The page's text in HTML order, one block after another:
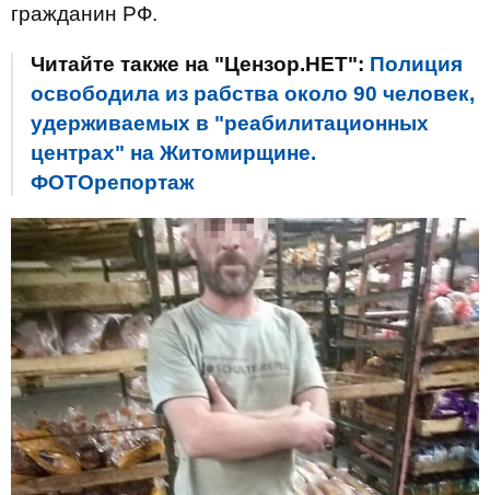
гражданин РФ.
Читайте также на "Цензор.НЕТ": Полиция
освободила из рабства около 90 человек,
удерживаемых в "реабилитационных
центрах" на Житомирщине.
ФОТОрепортаж